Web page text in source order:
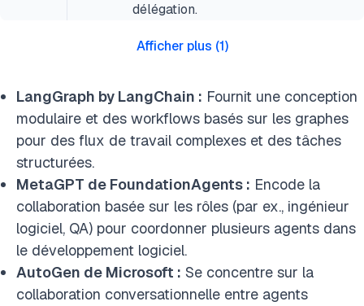
délégation.
Afficher plus (1)
LangGraph by LangChain : Fournit une conception
modulaire et des workflows basés sur les graphes
pour des flux de travail complexes et des tâches
structurées.
MetaGPT de FoundationAgents : Encode la
collaboration basée sur les rôles (par ex., ingénieur
logiciel, QA) pour coordonner plusieurs agents dans
le développement logiciel.
AutoGen de Microsoft : Se concentre sur la
collaboration conversationnelle entre agents